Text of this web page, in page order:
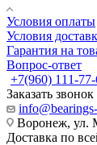
Условия оплаты
Условия
Гарантия на
Вопрос-ответ
+7(960) 111-
Заказать звонок
Воронеж, ул.
Доставка по